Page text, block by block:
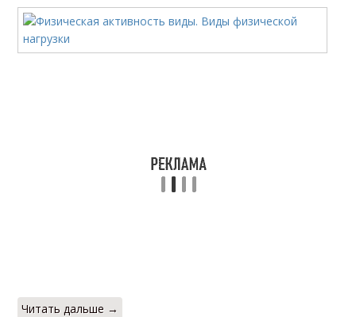
Читать дальше →